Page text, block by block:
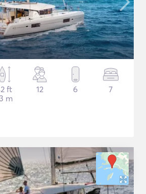
ft
m
12 6 7